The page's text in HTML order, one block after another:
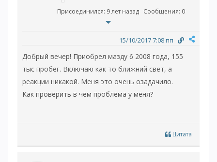
Присоединился: 9 лет назад Сообщения: 0
15/10/2017 7:08 пп
Добрый вечер! Приобрел мазду 6 2008 года, 155
тыс пробег. Включаю как то ближний свет, а
реакции никакой. Меня это очень озадачило.
Как проверить в чем проблема у меня?
Цитата